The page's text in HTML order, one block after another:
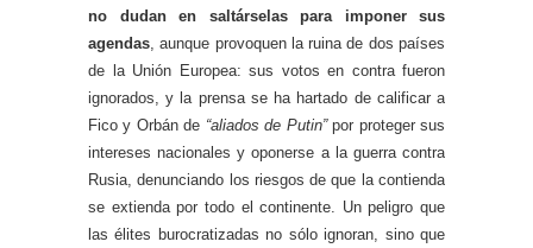
no dudan en saltárselas para imponer sus
agendas, aunque provoquen la ruina de dos países
de la Unión Europea: sus votos en contra fueron
ignorados, y la prensa se ha hartado de calificar a
Fico y Orbán de “aliados de Putin”por proteger sus
intereses nacionales y oponerse a la guerra contra
Rusia, denunciando los riesgos de que la contienda
se extienda por todo el continente. Un peligro que
las élites burocratizadas no sólo ignoran, sino que